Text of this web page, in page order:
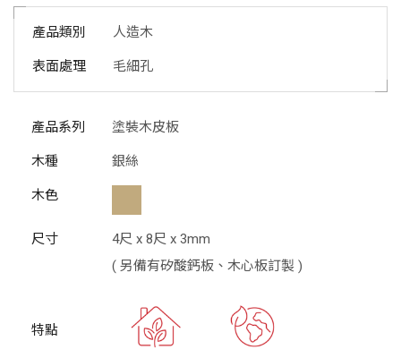
產品類別 人造木
表面處理 毛細孔
產品系列 塗裝木皮板
木種 銀絲
木色
尺寸
4尺 x 8尺 x 3mm
( 另備有矽酸鈣板、木心板訂製 )